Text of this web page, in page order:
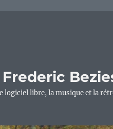
logiciel libre, la musique et la